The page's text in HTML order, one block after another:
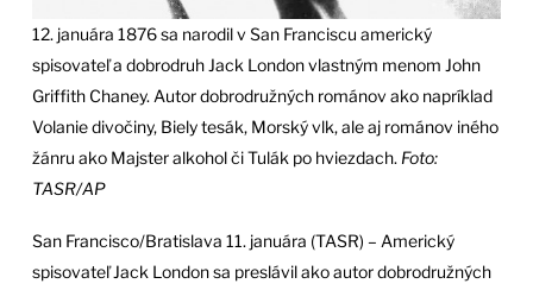
12. januára 1876 sa narodil v San Franciscu americký
spisovateľ a dobrodruh Jack London vlastným menom John
Griffith Chaney. Autor dobrodružných románov ako napríklad
Volanie divočiny, Biely tesák, Morský vlk, ale aj románov iného
žánru ako Majster alkohol či Tulák po hviezdach. Foto:
TASR/AP
San Francisco/Bratislava 11. januára (TASR) – Americký
spisovateľ Jack London sa preslávil ako autor dobrodružných